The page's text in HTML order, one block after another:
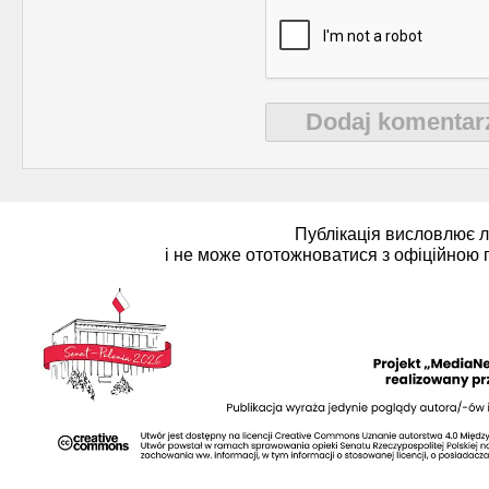
Strona religijna (18)
U naszych sąsiadów (9)
Wojna rosyjsko-
Dodaj
Публікація висловлює
і не може ототожноватися з офіційною